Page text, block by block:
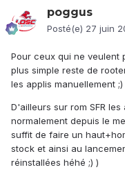
poggus
Posté(e) 27 juin
Pour ceux qui ne veulent
plus simple reste de
les applis manuellement ;)
D'ailleurs sur rom SFR
normalement depuis le
suffit de faire un
stock et ainsi au
réinstallées héhé ;) )